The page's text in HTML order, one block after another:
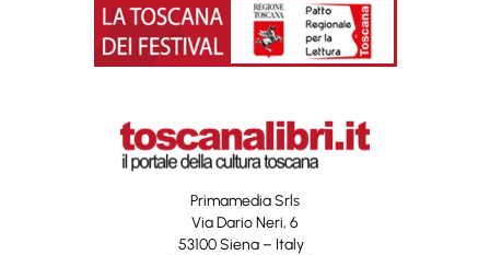
Primamedia Srls
Via Dario Neri, 6
53100 Siena – Italy